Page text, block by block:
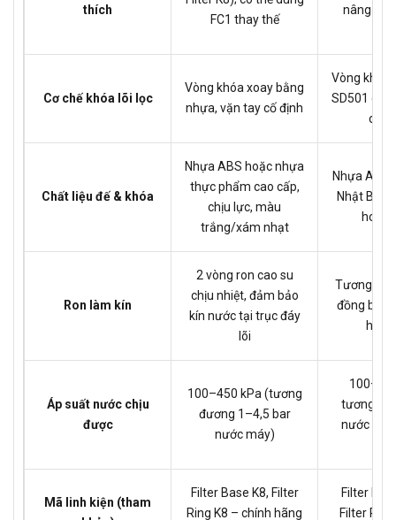
thích
FC1 thay thế
nâng
Cơ chế khóa lõi lọc
Vòng khóa xoay bằng
nhựa, vặn tay cố định
Vòng khóa
SD501 cũ
cần
Chất liệu đế & khóa
Nhựa ABS hoặc nhựa
thực phẩm cao cấp,
chịu lực, màu
trắng/xám nhạt
Nhựa ABS
Nhật Bản,
hoặc
Ron làm kín
2 vòng ron cao su
chịu nhiệt, đảm bảo
kín nước tại trục đáy
lõi
Tương tự
đồng bộ
hoặc
Áp suất nước chịu
được
100–450 kPa (tương
đương 1–4,5 bar
nước máy)
tương
nước
Mã linh kiện (tham
Filter Base K8, Filter
Ring K8 – chính hãng
Filter
Filter